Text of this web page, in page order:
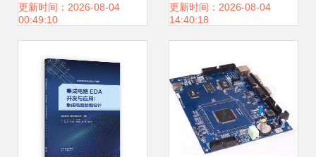
厂
更新时间：2026-08-04
00:49:10
有望打破进口依
指日可待
更新时间：2026-08-04
14:40:18